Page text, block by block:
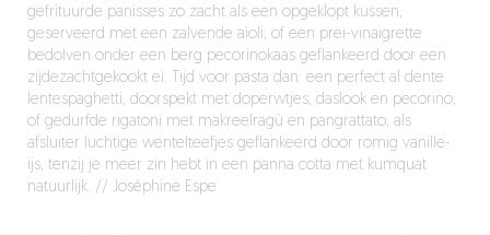
gefrituurde panisses zo zacht als een opgeklopt kussen,
geserveerd met een zalvende aïoli; of een prei-vinaigrette
bedolven onder een berg pecorinokaas geflankeerd door een
zijdezachtgekookt ei. Tijd voor pasta dan: een perfect al dente
lentespaghetti, doorspekt met doperwtjes, daslook en pecorino;
of gedurfde rigatoni met makreelragù en pangrattato; als
afsluiter luchtige wentelteefjes geflankeerd door romig vanille-
ijs, tenzij je meer zin hebt in een panna cotta met kumquat
natuurlijk. // Joséphine Espe